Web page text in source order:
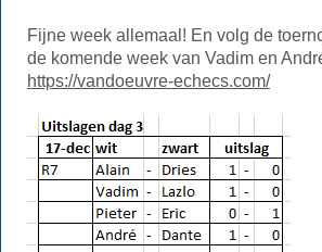
Fijne week allemaal! En volg de
de komende week van Vadim en
https://vandoeuvre-echecs.com/